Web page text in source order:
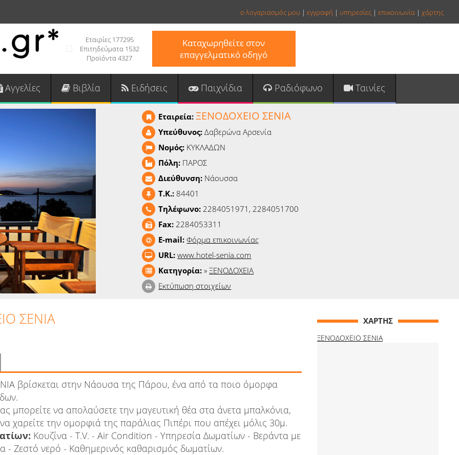
ο λογαριασμός μου | εγγραφή | υπηρεσίες | επικοινωνία | χάρτης
Εταιρίες 177295
Επιτηδεύματα 1532
Προϊόντα 4327
Καταχωρηθείτε στον
επαγγελματικό οδηγό
Αγγελίες Βιβλία Ειδήσεις Παιχνίδια Ραδιόφωνο Ταινίες
Εταιρεία:ΞΕΝΟΔΟΧΕΙΟ ΣΕΝΙΑ
Υπεύθυνος:Δαβερώνα Aρσενία
Νομός: ΚΥΚΛΑΔΩΝ
Πόλη: ΠΑΡΟΣ
Διεύθυνση: Νάουσσα
T.K.: 84401
Τηλέφωνο:2284051971, 2284051700
Fax:2284053311
E-mail:Φόρμα επικοινωνίας
URL:www.hotel-senia.com
Κατηγορία:»ΞΕΝΟΔΟΧΕΙΑ
Εκτύπωση στοιχείων
ΣΕΝΙΑ
βρίσκεται στην Νάουσα της Πάρου, ένα από τα ποιο όμορφα
μπορείτε να απολαύσετε την μαγευτική θέα στα άνετα μπαλκόνια,
χαρείτε την ομορφιά της παράλιας Πιπέρι που απέχει μόλις 30μ.
Κουζίνα - T.V. - Air Condition - Υπηρεσία Δωματίων - Βεράντα με
- Ζεστό νερό - Καθημερινός καθαρισμός δωματίων.
ΧΑΡΤΗΣ
ΞΕΝΟΔΟΧΕΙΟ ΣΕΝΙΑ